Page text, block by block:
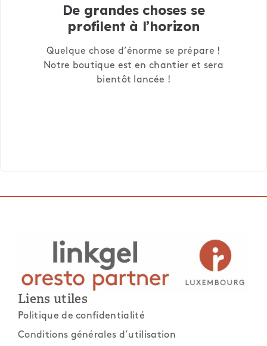
De grandes choses se
profilent à l’horizon
Quelque chose d’énorme se prépare !
Notre boutique est en chantier et sera
bientôt lancée !
Liens utiles
Politique de confidentialité
Conditions générales d’utilisation